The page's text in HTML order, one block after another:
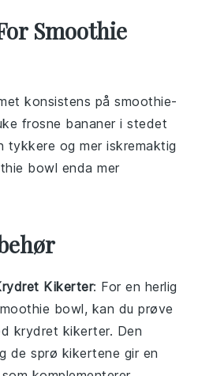
Smoothie
konsistens påsmoothie-
frosne bananer i stedet
tykkere og mer iskremaktig
bowl enda mer
Kikerter: For en herlig
bowl, kan du prøve
krydret kikerter. Den
de sprø kikertene gir en